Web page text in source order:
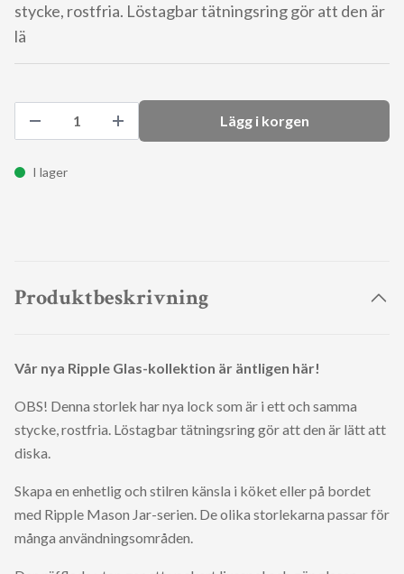
stycke, rostfria. Löstagbar tätningsring gör att den är
lä
Lägg i korgen
I lager
Produktbeskrivning
Vår nya Ripple Glas-kollektion är äntligen här!
OBS! Denna storlek har nya lock som är i ett och samma
stycke, rostfria. Löstagbar tätningsring gör att den är lätt att
diska.
Skapa en enhetlig och stilren känsla i köket eller på bordet
med Ripple Mason Jar-serien. De olika storlekarna passar för
många användningsområden.